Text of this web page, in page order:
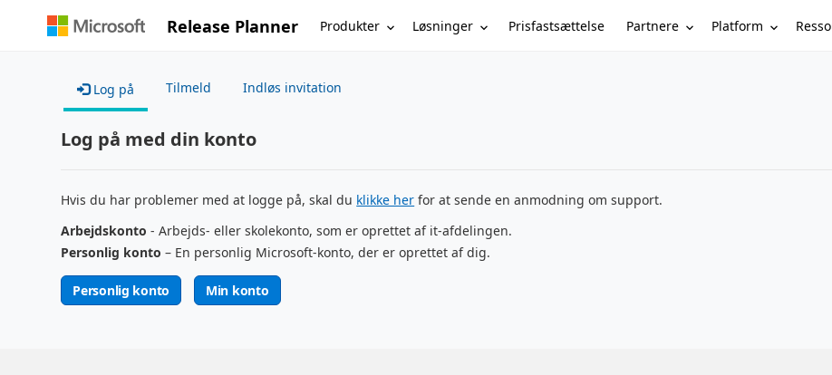
Release Planner Produkter Løsninger Prisfastsættelse Partnere Platform
Log på Tilmeld Indløs invitation
Log på med din konto
Hvis du har problemer med at logge på, skal du klikke her for at sende en anmodning om support.
Arbejdskonto - Arbejds- eller skolekonto, som er oprettet af it-afdelingen.
Personlig konto – En personlig Microsoft-konto, der er oprettet af dig.
Personlig konto Min konto